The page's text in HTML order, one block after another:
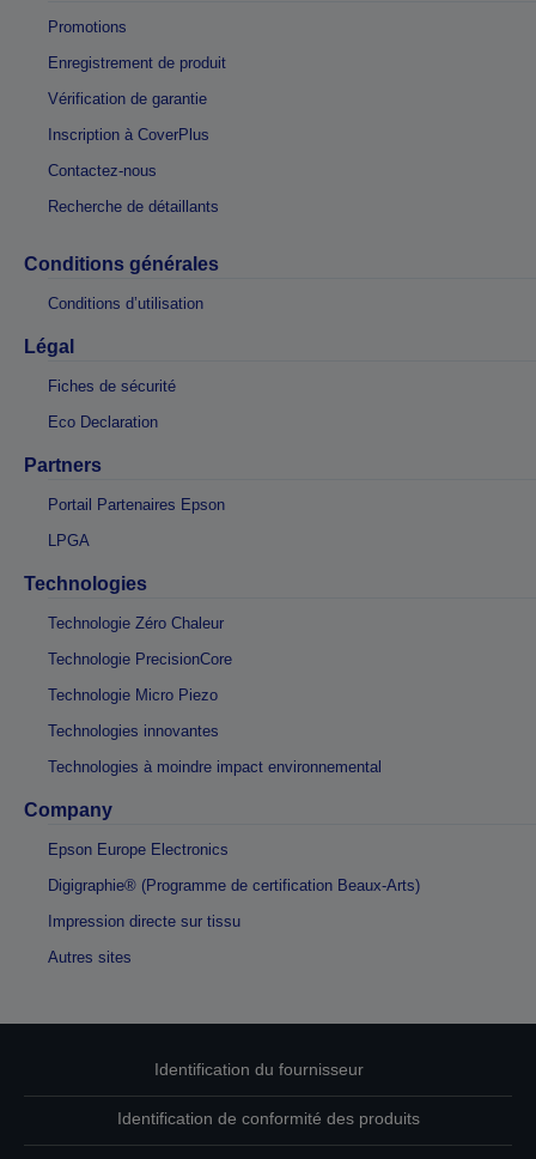
Promotions
Enregistrement de produit
Vérification de garantie
Inscription à CoverPlus
Contactez-nous
Recherche de détaillants
Conditions générales
Conditions d’utilisation
Légal
Fiches de sécurité
Eco Declaration
Partners
Portail Partenaires Epson
LPGA
Technologies
Technologie Zéro Chaleur
Technologie PrecisionCore
Technologie Micro Piezo
Technologies innovantes
Technologies à moindre impact environnemental
Company
Epson Europe Electronics
Digigraphie® (Programme de certification Beaux-Arts)
Impression directe sur tissu
Autres sites
Identification du fournisseur
Identification de conformité des produits